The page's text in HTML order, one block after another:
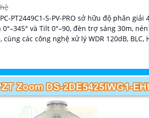
PT2449C1-S-PV-PRO sở hữu độ phân giải
và Tilt 0°–90, đèn trợ sáng 30m,
các công nghệ xử lý WDR 120dB, BLC,